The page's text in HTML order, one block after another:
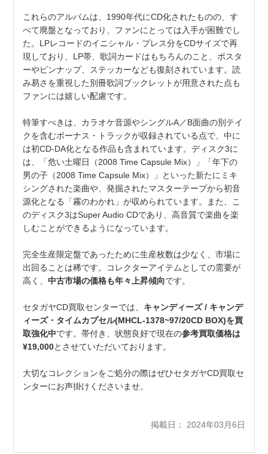
これらのアルバムは、1990年代にCD化されたものの、す
べて廃盤となっており、ファンにとっては入手が困難でし
た。LPレコードのイニシャル・プレス分をCDサイズで再
現しており、LP帯、歌詞カードはもちろんのこと、ポスタ
ーやピンナップ、ステッカーなども復刻されています。読
み易さを重視した別冊歌詞ブックレットが用意された点も
ファンには嬉しい配慮です。
特筆すべきは、カラオケ音源やシングルA／B面曲の別テイ
クを含むボーナス・トラックが収録されている点で、中に
は初CD-DA化となる作品も含まれています。ディスク3に
は、「危い土曜日（2008 Time Capsule Mix）」「年下の
男の子（2008 Time Capsule Mix）」といった新たにミキ
シングされた楽曲や、発掘されたマスターテープから初音
源化となる「霧のわかれ」が収められています。また、こ
のディスク3はSuper Audio CDであり、高音質で楽曲を楽
しむことができるようになっています。
完全生産限定盤であったために生産枚数は少なく、市場に
出回ることは稀です。コレクターアイテムとしての需要が
高く、中古市場の価格も年々上昇傾向です。
セタガヤCD買取センターでは、 キャンディーズ / キャンデ
ィーズ・タイムカプセル(MHCL-1378~97/20CD BOX)を買
取強化中です。帯付き、状態良好で現在の参考買取価格は
¥19,000とさせていただいております。
大切なコレクションをご処分の際はぜひセタガヤCD買取セ
ンターにお声掛けくださいませ。
掲載日： 2024年03月6日